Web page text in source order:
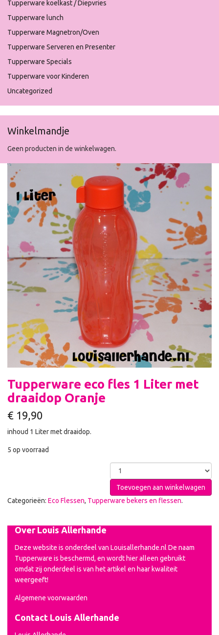
Tupperware koelkast / Diepvries
Tupperware lunch
Tupperware Magnetron/Oven
Tupperware Serveren en Presenter
Tupperware Specials
Tupperware voor Kinderen
Uncategorized
Winkelmandje
Geen producten in de winkelwagen.
Tupperware eco fles 1 Liter met
draaidop Oranje
€ 19,90
inhoud 1 Liter met draaidop.
5 op voorraad
Toevoegen aan winkelwagen
Categorieën: Eco Flessen, Tupperware bekers en flessen.
Over Louis Allerhande
Deze website is onderdeel van Louisallerhande.nl De naam
Tupperware is beschermd, en wordt hier alleen gebruikt
omdat zij onderdeel is van het artikel en haar kwaliteit
weergeeft!
Algemene voorwaarden
Contact Louis Allerhande